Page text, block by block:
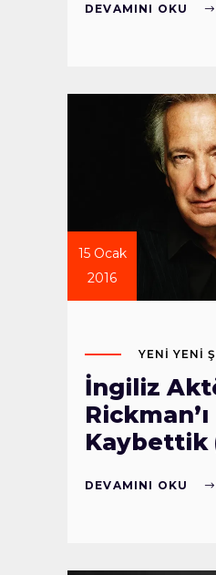
DEVAMINI OKU
15 Ocak
2016
YENI YENI
İngiliz
Rickman’ı
Kaybettik
DEVAMINI OKU